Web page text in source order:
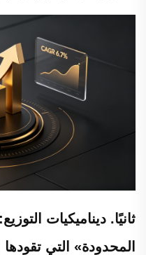
ثانيًا. ديناميكيات
المحدودة» التي